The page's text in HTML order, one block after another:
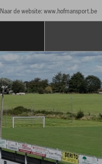
Naar de website: www.hofmansport.be